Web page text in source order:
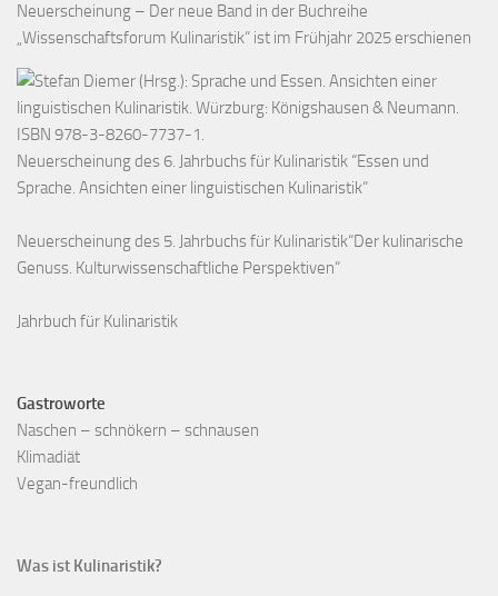
Neuerscheinung – Der neue Band in der Buchreihe
„Wissenschaftsforum Kulinaristik“ ist im Frühjahr 2025 erschienen
Neuerscheinung des 6. Jahrbuchs für Kulinaristik “Essen und
Sprache. Ansichten einer linguistischen Kulinaristik“
Neuerscheinung des 5. Jahrbuchs für Kulinaristik“Der kulinarische
Genuss. Kulturwissenschaftliche Perspektiven“
Jahrbuch für Kulinaristik
Gastroworte
Naschen – schnökern – schnausen
Klimadiät
Vegan-freundlich
Was ist Kulinaristik?